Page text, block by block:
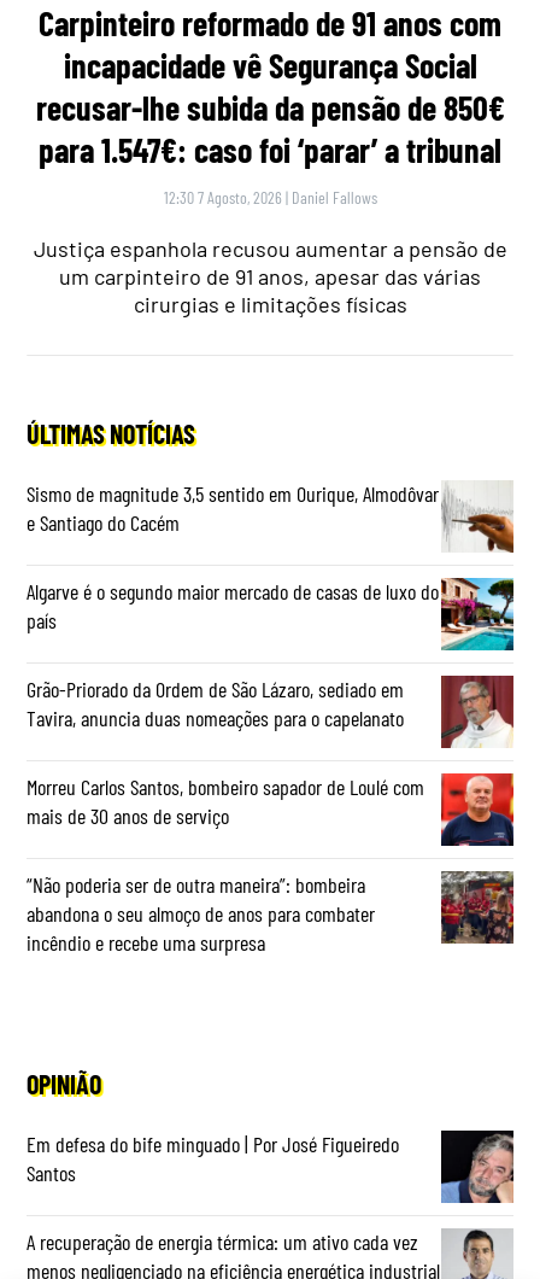
Carpinteiro reformado de 91 anos com
incapacidade vê Segurança Social
recusar-lhe subida da pensão de 850€
para 1.547€: caso foi ‘parar’ a tribunal
12:30 7 Agosto, 2026 | Daniel Fallows
Justiça espanhola recusou aumentar a pensão de
um carpinteiro de 91 anos, apesar das várias
cirurgias e limitações físicas
ÚLTIMAS NOTÍCIAS
Sismo de magnitude 3,5 sentido em Ourique, Almodôvar
e Santiago do Cacém
Algarve é o segundo maior mercado de casas de luxo do
país
Grão-Priorado da Ordem de São Lázaro, sediado em
Tavira, anuncia duas nomeações para o capelanato
Morreu Carlos Santos, bombeiro sapador de Loulé com
mais de 30 anos de serviço
“Não poderia ser de outra maneira”: bombeira
abandona o seu almoço de anos para combater
incêndio e recebe uma surpresa
OPINIÃO
Em defesa do bife minguado | Por José Figueiredo
Santos
A recuperação de energia térmica: um ativo cada vez
menos negligenciado na eficiência energética industrial